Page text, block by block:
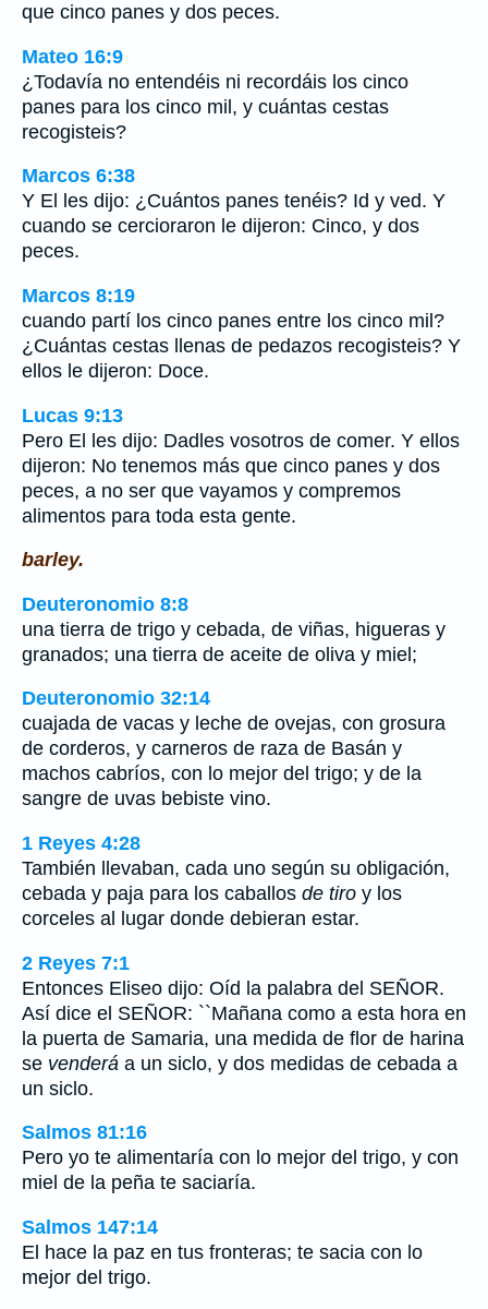
que cinco panes y dos peces.
Mateo 16:9
¿Todavía no entendéis ni recordáis los cinco
panes para los cinco mil, y cuántas cestas
recogisteis?
Marcos 6:38
Y El les dijo: ¿Cuántos panes tenéis? Id y ved. Y
cuando se cercioraron le dijeron: Cinco, y dos
peces.
Marcos 8:19
cuando partí los cinco panes entre los cinco mil?
¿Cuántas cestas llenas de pedazos recogisteis? Y
ellos le dijeron: Doce.
Lucas 9:13
Pero El les dijo: Dadles vosotros de comer. Y ellos
dijeron: No tenemos más que cinco panes y dos
peces, a no ser que vayamos y compremos
alimentos para toda esta gente.
barley.
Deuteronomio 8:8
una tierra de trigo y cebada, de viñas, higueras y
granados; una tierra de aceite de oliva y miel;
Deuteronomio 32:14
cuajada de vacas y leche de ovejas, con grosura
de corderos, y carneros de raza de Basán y
machos cabríos, con lo mejor del trigo; y de la
sangre de uvas bebiste vino.
1 Reyes 4:28
También llevaban, cada uno según su obligación,
cebada y paja para los caballos de tiro y los
corceles al lugar donde debieran estar.
2 Reyes 7:1
Entonces Eliseo dijo: Oíd la palabra del SEÑOR.
Así dice el SEÑOR: ``Mañana como a esta hora en
la puerta de Samaria, una medida de flor de harina
se venderá a un siclo, y dos medidas de cebada a
un siclo.
Salmos 81:16
Pero yo te alimentaría con lo mejor del trigo, y con
miel de la peña te saciaría.
Salmos 147:14
El hace la paz en tus fronteras; te sacia con lo
mejor del trigo.